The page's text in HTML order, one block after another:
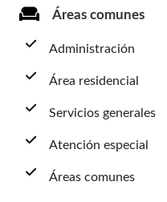
Áreas comunes
Administración
Área residencial
Servicios generales
Atención especial
Áreas comunes